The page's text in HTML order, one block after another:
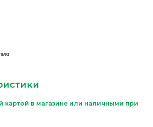
картой в магазине или наличными при